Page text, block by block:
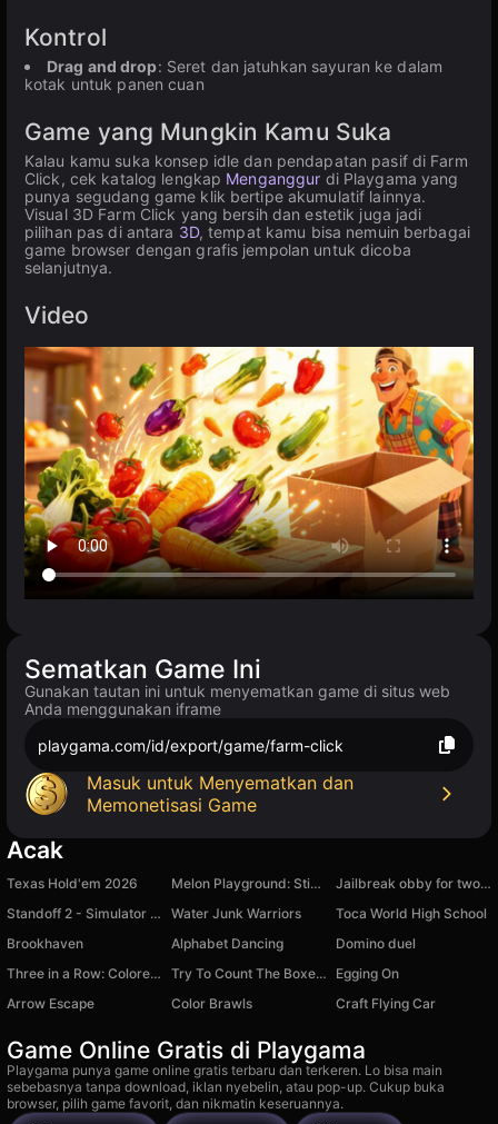
Kontrol
Drag and drop: Seret dan jatuhkan sayuran ke dalam
kotak untuk panen cuan
Game yang Mungkin Kamu Suka
Kalau kamu suka konsep idle dan pendapatan pasif di Farm
Click, cek katalog lengkap Menganggur di Playgama yang
punya segudang game klik bertipe akumulatif lainnya.
Visual 3D Farm Click yang bersih dan estetik juga jadi
pilihan pas di antara 3D, tempat kamu bisa nemuin berbagai
game browser dengan grafis jempolan untuk dicoba
selanjutnya.
Video
Sematkan Game Ini
Gunakan tautan ini untuk menyematkan game di situs web
Anda menggunakan iframe
playgama.com/id/export/game/farm-click
Masuk untuk Menyematkan dan
Memonetisasi Game
Acak
Texas Hold'em 2026 Melon Playground: Stick Battle
Jailbreak obby for two players
Standoff 2 - Simulator Case and Knife
Water Junk Warriors
Toca World High School
Brookhaven
Alphabet Dancing
Domino duel
Three in a Row: Colored Blocks
Try To Count The Boxes Brain Training
Egging On
Arrow Escape
Color Brawls Craft Flying Car
Game Online Gratis di Playgama
Playgama punya game online gratis terbaru dan terkeren. Lo bisa main
sebebasnya tanpa download, iklan nyebelin, atau pop-up. Cukup buka
browser, pilih game favorit, dan nikmatin keseruannya.